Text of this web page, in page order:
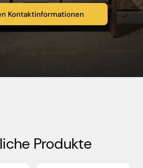
Kontaktinformationen
Produkte